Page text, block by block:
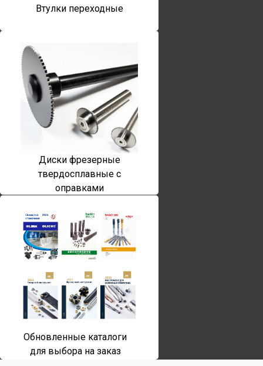
Втулки переходные
Диски фрезерные
твердосплавные с
оправками
Обновленные каталоги
для выбора на заказ